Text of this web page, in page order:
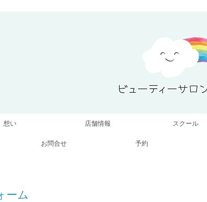
想い 店舗情報 スクール
お問合せ 予約
ーム